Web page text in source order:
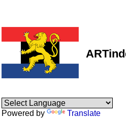
Powered by Translate